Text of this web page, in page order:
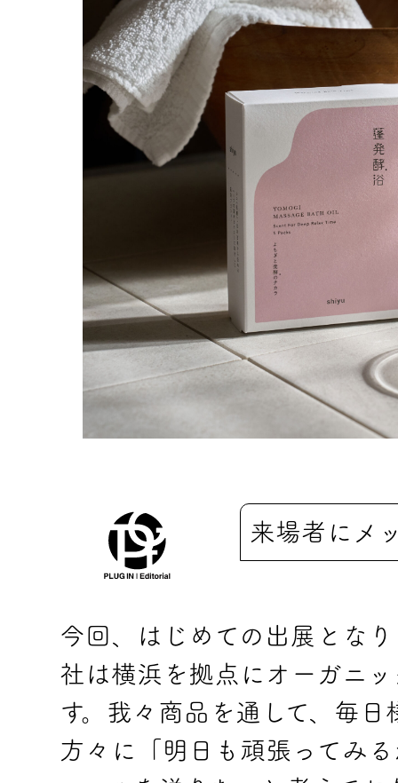
来場者にメ
今回、はじめての出展とな
社は横浜を拠点にオーガニ
す。我々商品を通して、毎
方々に「明日も頑張ってみ